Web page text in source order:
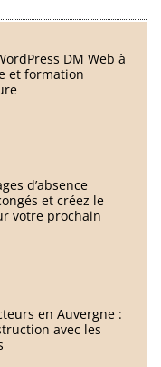
DM Web à
et formation
d’absence
et créez le
votre prochain
en Auvergne :
avec les